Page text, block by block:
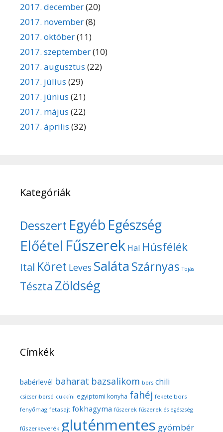
2017. december(20)
2017. november(8)
2017. október(11)
2017. szeptember(10)
2017. augusztus (22)
2017. július (29)
2017. június (21)
2017. május (22)
2017. április (32)
Kategóriák
Desszert Egyéb Egészség
Előétel Fűszerek Hal Húsfélék
Ital Köret Leves SalátaSzárnyas Tojás
Tészta Zöldség
Címkék
babérlevél baharat bazsalikom bors chili
csicseriborsó cukkíni egyiptomi konyha fahéj fekete bors
fenyőmag fetasajt fokhagyma fűszerek fűszerek és egészség
fűszerkeverék gluténmentes gyömbér